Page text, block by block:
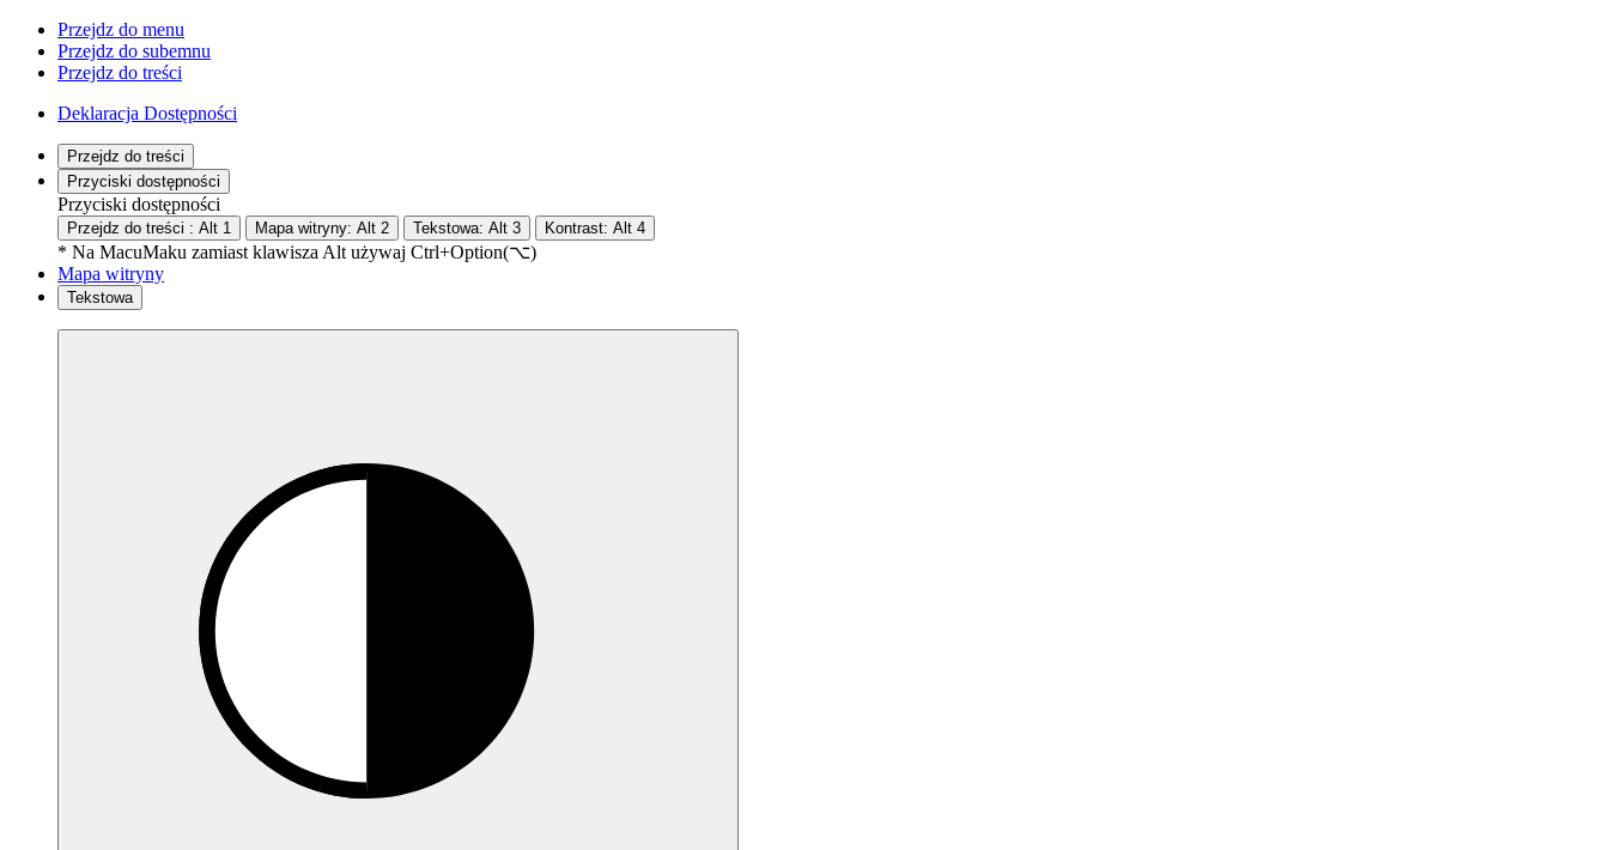
Przejdz do menu
Przejdz do subemnu
Przejdz do treści
Deklaracja Dostępności
Przejdz do treści
Przyciski dostępności
Przyciski dostępności
Przejdz do treści : Alt 1 Mapa witryny: Alt 2 Tekstowa: Alt 3 Kontrast: Alt 4
* Na MacuMaku zamiast klawisza Alt używaj Ctrl+Option(⌥)
Mapa witryny
Tekstowa